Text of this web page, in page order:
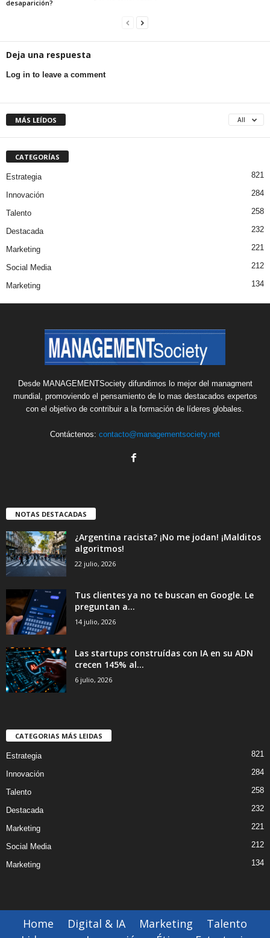
desaparición?
Deja una respuesta
Log in to leave a comment
MÁS LEÍDOS All
CATEGORÍAS
Estrategia 821
Innovación 284
Talento 258
Destacada 232
Marketing 221
Social Media 212
Marketing 134
Desde MANAGEMENTSociety difundimos lo mejor del managment
mundial, promoviendo el pensamiento de lo mas destacados expertos
con el objetivo de contribuir a la formación de líderes globales.
Contáctenos: contacto@managementsociety.net
NOTAS DESTACADAS
¿Argentina racista? ¡No me jodan! ¡Malditos
algoritmos!
22 julio, 2026
Tus clientes ya no te buscan en Google. Le
preguntan a...
14 julio, 2026
Las startups construídas con IA en su ADN
crecen 145% al...
6 julio, 2026
CATEGORIAS MÁS LEIDAS
Estrategia 821
Innovación 284
Talento 258
Destacada 232
Marketing 221
Social Media 212
Marketing 134
Home Digital & IA Marketing
Talento